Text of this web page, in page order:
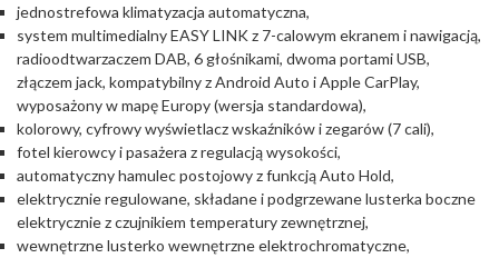
jednostrefowa klimatyzacja automatyczna,
system multimedialny EASY LINK z 7-calowym ekranem i nawigacją,
radioodtwarzaczem DAB, 6 głośnikami, dwoma portami USB,
złączem jack, kompatybilny z Android Auto i Apple CarPlay,
wyposażony w mapę Europy (wersja standardowa),
kolorowy, cyfrowy wyświetlacz wskaźników i zegarów (7 cali),
fotel kierowcy i pasażera z regulacją wysokości,
automatyczny hamulec postojowy z funkcją Auto Hold,
elektrycznie regulowane, składane i podgrzewane lusterka boczne
elektrycznie z czujnikiem temperatury zewnętrznej,
wewnętrzne lusterko wewnętrzne elektrochromatyczne,